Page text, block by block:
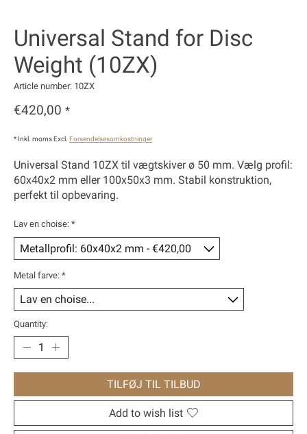
Universal Stand for Disc
Weight (10ZX)
Article number: 10ZX
€420,00 *
* Inkl. moms Excl. Forsendelsesomkostninger
Universal Stand 10ZX til vægtskiver ø 50 mm. Vælg profil:
60x40x2 mm eller 100x50x3 mm. Stabil konstruktion,
perfekt til opbevaring.
Lav en choise: *
Metal farve: *
Quantity:
TILFØJ TIL TILBUD
Add to wish list